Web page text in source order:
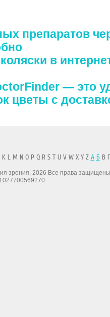
препаратов
в
— это
цветы с
L M N O P Q R S T U V W X Y Z А БВ
зрения. 2026 Все права